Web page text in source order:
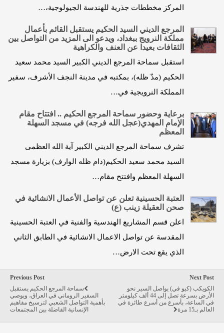
المركز مخططات جذرية للهندسة الجيولوجية،…
المرجع الديني السيد الحكيم يستقبل القائم بأعمال
مملكة النرويج ببغداد، ويدعو الى المزيد من التواصل بين
الثقافات بعيدا عن العنف والكراهية
استقبل سماحة المرجع الديني الكبير السيد محمد سعيد
الحكيم (مدّ ظله)، بمكتبه في مدينة النجف الأشرف، سفير
المملكة النرويجية في…
برعاية وحضور سماحة المرجع الحكيم .. افتتاح مقام
الإمام المهدي(عجل الله فرجه) في مسجد السهلة
المعظم
تشرف سماحة المرجع الديني الكبير آية الله العظمى
السيد محمد سعيد الحكيم(دام ظله الوارف) بزيارة مسجد
السهلة المعظم وافتتح مقام…
العتبة الحسينية تعلن عن تواصل الأعمال الانشائية في
صحن العقيلة زينب (ع)
اعلن قسم المشاريع الهندسية والفنية في العتبة الحسينية
المقدسة عن تواصل الاعمال الانشائية في الطابق الثاني
الذي يقع تحت الارض…
Previous Post
سماحة المرجع الحكيم يستقبل
السفير الروماني في العراق، ويوصي
بأهمية التواصل الشعبي لترسيخ مفاهيم
الإنسانية الفاضلة بين المجتمعات
Next Post
الكويكب (كيو في) يواصل السير نحو
الأرض بسرعة تصل إلى 44 ألف كيلومتر
في الساعة، بأسرع من أسرع طائرة في
العالم بـ15 مرة